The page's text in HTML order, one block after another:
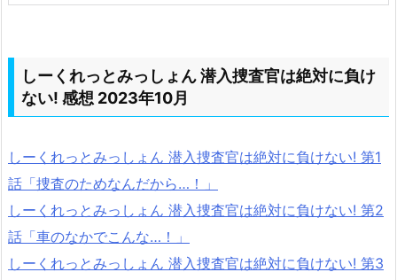
しーくれっとみっしょん 潜入捜査官は絶対に負け
ない! 感想 2023年10月
しーくれっとみっしょん 潜入捜査官は絶対に負けない! 第1
話「捜査のためなんだから…！」
しーくれっとみっしょん 潜入捜査官は絶対に負けない! 第2
話「車のなかでこんな…！」
しーくれっとみっしょん 潜入捜査官は絶対に負けない! 第3